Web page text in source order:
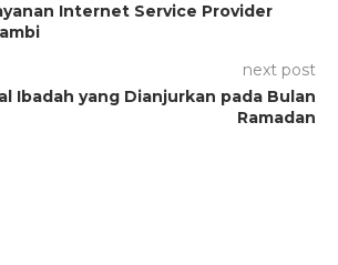
Internet Service Provider
next post
Ibadah yang Dianjurkan pada Bulan
Ramadan